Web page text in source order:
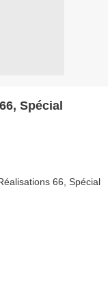
Spécial